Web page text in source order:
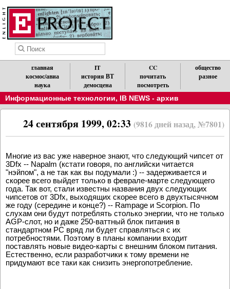
главная
космос/авиа
наука
IT
история ВТ
демосцена
CC
почитать
посмотреть
общество
разное
Информационные технологии, IB NEWS - архив
24 сентября 1999, 02:33 (9816 дней назад, №7801)
Многие из вас уже наверное знают, что следующий чипсет от
3Dfx -- Napalm (кстати говоря, по английски читается
"нэйпом", а не так как вы подумали :) -- задерживается и
скорее всего выйдет только в феврале-марте следующего
года. Так вот, стали известны названия двух следующих
чипсетов от 3Dfx, выходящих скорее всего в двухтысячном
же году (середине и конце?) -- Rampage и Scorpion. По
слухам они будут потреблять столько энергии, что не только
AGP-слот, но и даже 250-ваттный блок питания в
стандартном PC вряд ли будет справляться с их
потребностями. Поэтому в планы компании входит
поставлять новые видео-карты с внешним блоком питания.
Естественно, если разработчики к тому времени не
придумают все таки как снизить энергопотребление.